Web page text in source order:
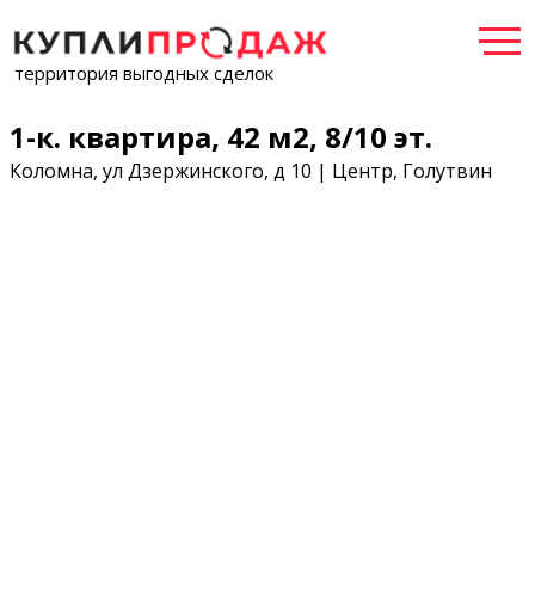
территория выгодных сделок
1-к. квартира, 42 м2, 8/10 эт.
Коломна, ул Дзержинского, д 10 | Центр, Голутвин